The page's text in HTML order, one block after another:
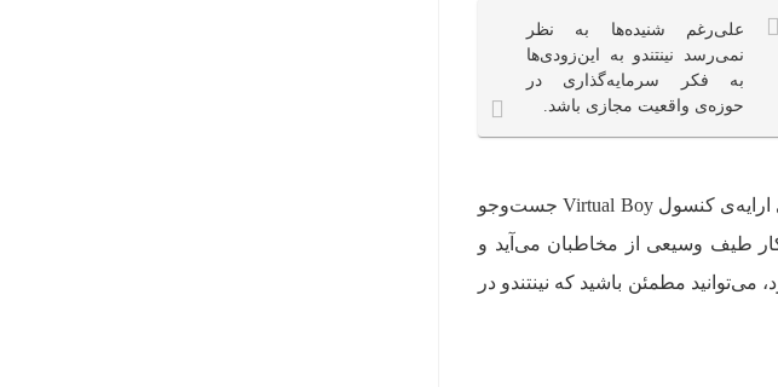
علی‌رغم شنیده‌ها به نظر
نمی‌رسد نینتندو به این‌زودی‌ها
به فکر سرمایه‌گذاری در
حوزه‌ی واقعیت مجازی باشد.
“ ما فضای واقعیت مجازی را از روزهای ارایه‌ی کنسول Virtual Boy جست‌وجو
کار طیف وسیعی از مخاطبان می‌آید و
می‌توانید مطمئن باشید که نینتندو در